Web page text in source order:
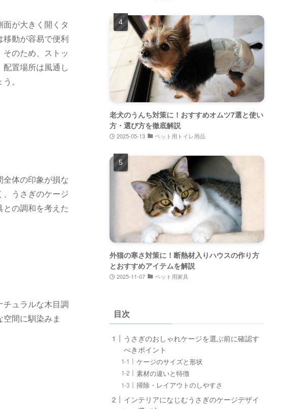
が大きく開くタ
動が容易で便利
のため、ストッ
置場所は風通し
。
体の印象が損な
うさぎのケージ
の調和を考えた
ュラルな木目調
間に馴染みま
老犬のうんち対策に！おすすめオムツ7選と使い
方・選び方を徹底解説
2025-05-13 ペット用トイレ用品
外猫の寒さ対策に！断熱材入りハウスの作り方
とおすすめアイテムを解説
2025-11-07 ペット用家具
目次
うさぎのおしゃれケージを選ぶ前に確認す
べきポイント
ケージのサイズと形状
素材の違いと特徴
掃除・レイアウトのしやすさ
インテリアになじむうさぎのケージデザイ